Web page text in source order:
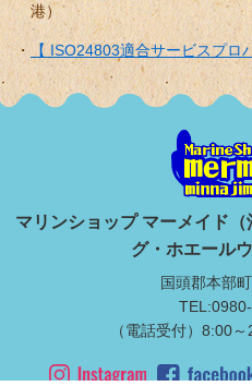
港）
【 ISO24803適合サービスプロ
マリンショップ マーメイド
グ・ホエール
国頭郡本部
（電話受付）8:00